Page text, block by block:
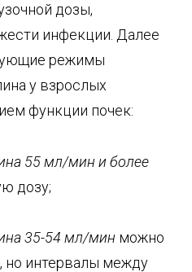
дозы,
инфекции. Далее
режимы
у взрослых
функции почек:
55 мл/мин и более
дозу;
35-54 мл/мин можно
но интервалы между